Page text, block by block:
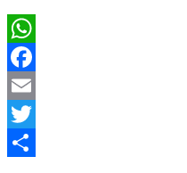
WhatsApp
Facebook
Email
Twitter